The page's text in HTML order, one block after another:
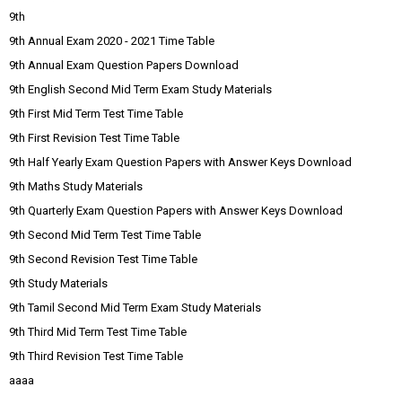
9th
9th Annual Exam 2020 - 2021 Time Table
9th Annual Exam Question Papers Download
9th English Second Mid Term Exam Study Materials
9th First Mid Term Test Time Table
9th First Revision Test Time Table
9th Half Yearly Exam Question Papers with Answer Keys Download
9th Maths Study Materials
9th Quarterly Exam Question Papers with Answer Keys Download
9th Second Mid Term Test Time Table
9th Second Revision Test Time Table
9th Study Materials
9th Tamil Second Mid Term Exam Study Materials
9th Third Mid Term Test Time Table
9th Third Revision Test Time Table
aaaa